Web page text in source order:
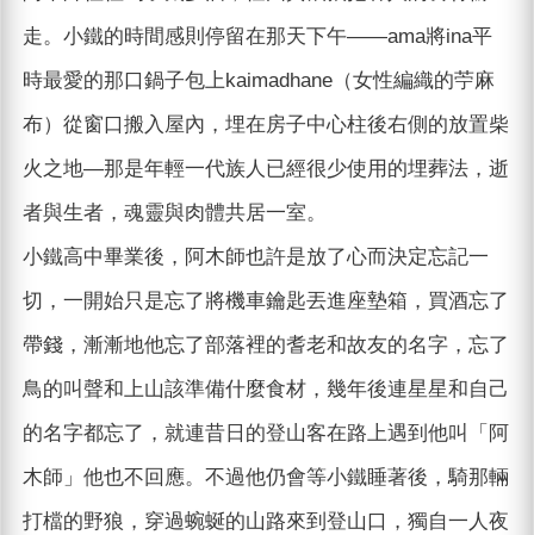
走。小鐵的時間感則停留在那天下午――ama將ina平
時最愛的那口鍋子包上kaimadhane（女性編織的苧麻
布）從窗口搬入屋內，埋在房子中心柱後右側的放置柴
火之地—那是年輕一代族人已經很少使用的埋葬法，逝
者與生者，魂靈與肉體共居一室。
小鐵高中畢業後，阿木師也許是放了心而決定忘記一
切，一開始只是忘了將機車鑰匙丟進座墊箱，買酒忘了
帶錢，漸漸地他忘了部落裡的耆老和故友的名字，忘了
鳥的叫聲和上山該準備什麼食材，幾年後連星星和自己
的名字都忘了，就連昔日的登山客在路上遇到他叫「阿
木師」他也不回應。不過他仍會等小鐵睡著後，騎那輛
打檔的野狼，穿過蜿蜒的山路來到登山口，獨自一人夜